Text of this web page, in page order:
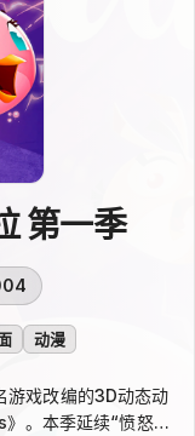
第一季
动漫
游戏改编的3D动态动
。本季延续“愤怒的